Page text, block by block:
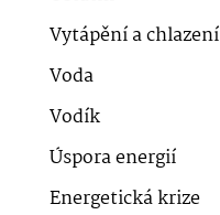
Vytápění a chlazení
Voda
Vodík
Úspora energií
Energetická krize